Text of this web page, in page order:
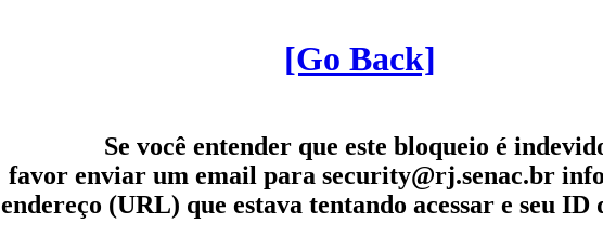
[Go Back]
Se você entender que este bloqueio é
favor enviar um email para security@rj.senac.br
endereço (URL) que estava tentando acessar e seu ID